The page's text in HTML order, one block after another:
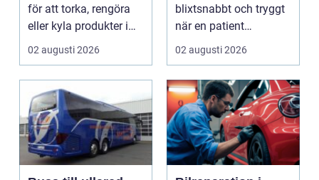
för att torka, rengöra
eller kyla produkter i
rörelse. Te...
02 augusti 2026
blixtsnabbt och tryggt
när en patient
drabbas...
02 augusti 2026